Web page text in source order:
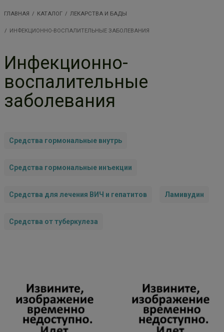
ГЛАВНАЯ КАТАЛОГ ЛЕКАРСТВА И БАДЫ
ИНФЕКЦИОННО-ВОСПАЛИТЕЛЬНЫЕ ЗАБОЛЕВАНИЯ
Инфекционно-
воспалительные
заболевания
Средства гормональные внутрь
Средства гормональные инъекции
Средства для лечения ВИЧ и гепатитов Ламивудин
Средства от туберкулеза